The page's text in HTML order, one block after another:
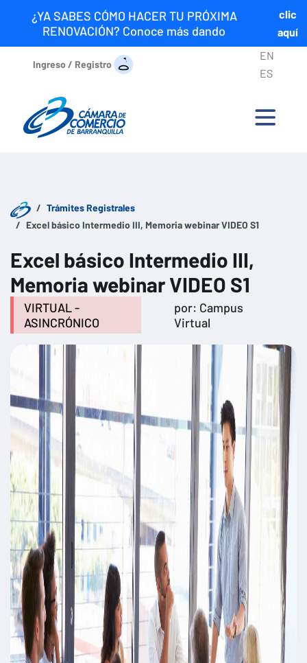
¿YA SABES CÓMO HACER TU PRÓXIMA
RENOVACIÓN? Conoce más dando
clic
aquí
Ingreso / Registro
EN
ES
Trámites Registrales
Excel básico Intermedio III, Memoria webinar VIDEO S1
Excel básico Intermedio III,
Memoria webinar VIDEO S1
VIRTUAL -
ASINCRÓNICO
por: Campus
Virtual